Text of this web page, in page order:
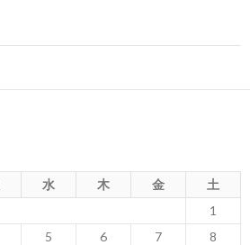
水 木 金 土
1
5 6 7
8